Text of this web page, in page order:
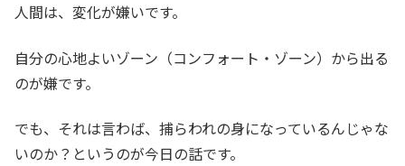
人間は、変化が嫌いです。
自分の心地よいゾーン（コンフォート・ゾーン）から出る
のが嫌です。
でも、それは言わば、捕らわれの身になっているんじゃな
いのか？というのが今日の話です。